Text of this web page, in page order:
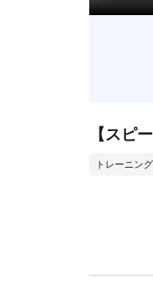
【スピ
トレーニング